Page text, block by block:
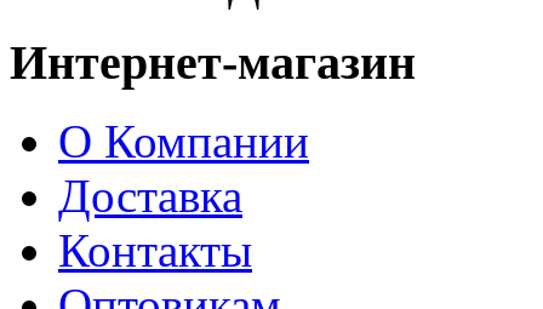
Интернет-магазин
О Компании
Доставка
Контакты